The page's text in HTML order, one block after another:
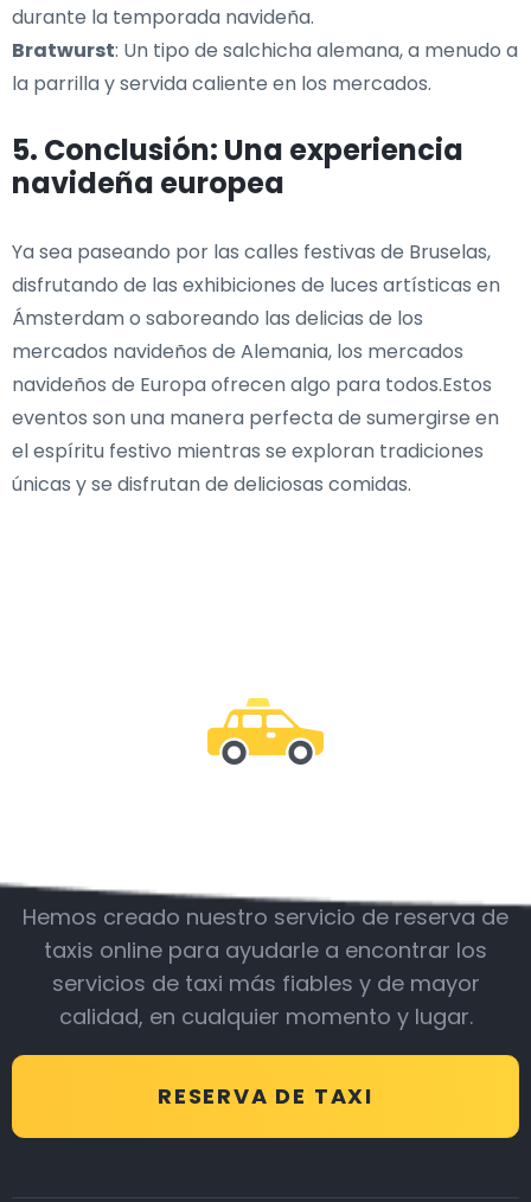
durante la temporada navideña.
Bratwurst: Un tipo de salchicha alemana, a menudo a
la parrilla y servida caliente en los mercados.
5. Conclusión: Una experiencia
navideña europea
Ya sea paseando por las calles festivas de Bruselas,
disfrutando de las exhibiciones de luces artísticas en
Ámsterdam o saboreando las delicias de los
mercados navideños de Alemania, los mercados
navideños de Europa ofrecen algo para todos.Estos
eventos son una manera perfecta de sumergirse en
el espíritu festivo mientras se exploran tradiciones
únicas y se disfrutan de deliciosas comidas.
Hemos creado nuestro servicio de reserva de
taxis online para ayudarle a encontrar los
servicios de taxi más fiables y de mayor
calidad, en cualquier momento y lugar.
RESERVA DE TAXI